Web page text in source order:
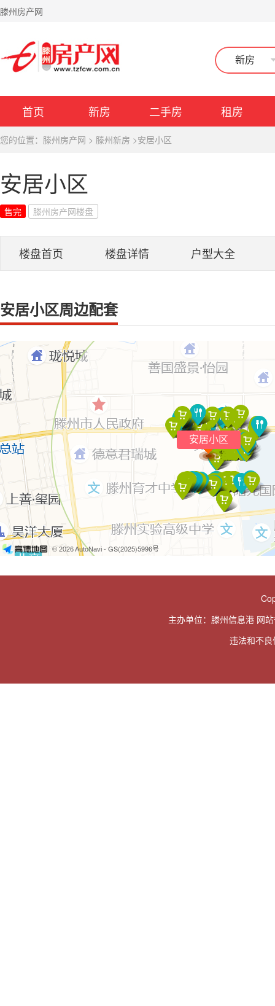
滕州房产网
新房
首页 新房 二手房 租房
您的位置： 滕州房产网 > 滕州新房 >安居小区
安居小区
售完 滕州房产网楼盘
楼盘首页 楼盘详情 户型大全
安居小区周边配套
安居小区
© 2026 AutoNavi - GS(2025)5996号
主办单位：滕州信息港 网
违法和不